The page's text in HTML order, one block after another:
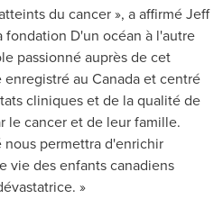
du cancer », a affirméJeff
fondation D'un océan à l'autre
passionné auprès de cet
au Canadaet centré
cliniques et de la qualité de
le cancer et de leur famille.
permettra d'enrichir
vie des enfants canadiens
»